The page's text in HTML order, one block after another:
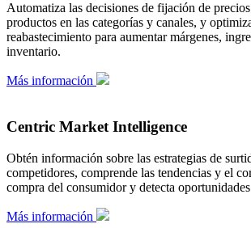
Automatiza las decisiones de fijación de
productos en las categorías y canales, y
reabastecimiento para aumentar márgenes,
inventario.
Más información
Centric Market Intelligence
Obtén información sobre las estrategias de
competidores, comprende las tendencias y el
compra del consumidor y detecta
Más información